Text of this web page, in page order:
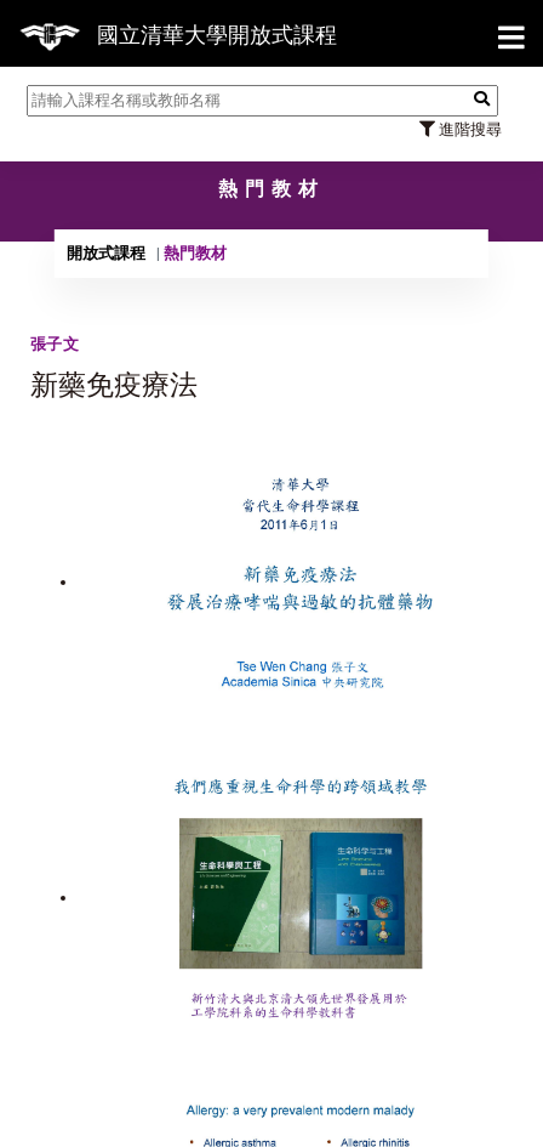
國立清華大學開放式課程
進階搜尋
【
熱門教材
開放式課程 熱門教材
張子文
新藥免疫療法